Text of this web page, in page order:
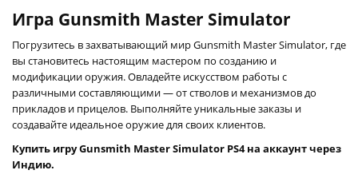
Игра Gunsmith Master Simulator
Погрузитесь в захватывающий мир Gunsmith Master Simulator, где
вы становитесь настоящим мастером по созданию и
модификации оружия. Овладейте искусством работы с
различными составляющими — от стволов и механизмов до
прикладов и прицелов. Выполняйте уникальные заказы и
создавайте идеальное оружие для своих клиентов.
Купить игру Gunsmith Master Simulator PS4 на аккаунт через
Индию.